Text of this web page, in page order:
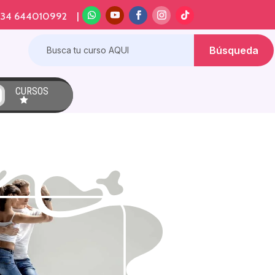
644010992 |
CURSOS
